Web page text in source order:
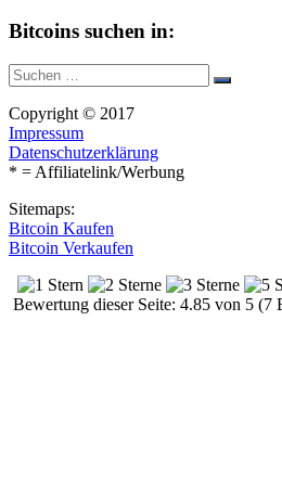
Bitcoins suchen in:
Suche
nach:
Suchen
Copyright © 2017
Impressum
Datenschutzerklärung
* = Affiliatelink/Werbung
Sitemaps:
Bitcoin Kaufen
Bitcoin Verkaufen
Bewertung dieser Seite: 4.85 von 5 (7